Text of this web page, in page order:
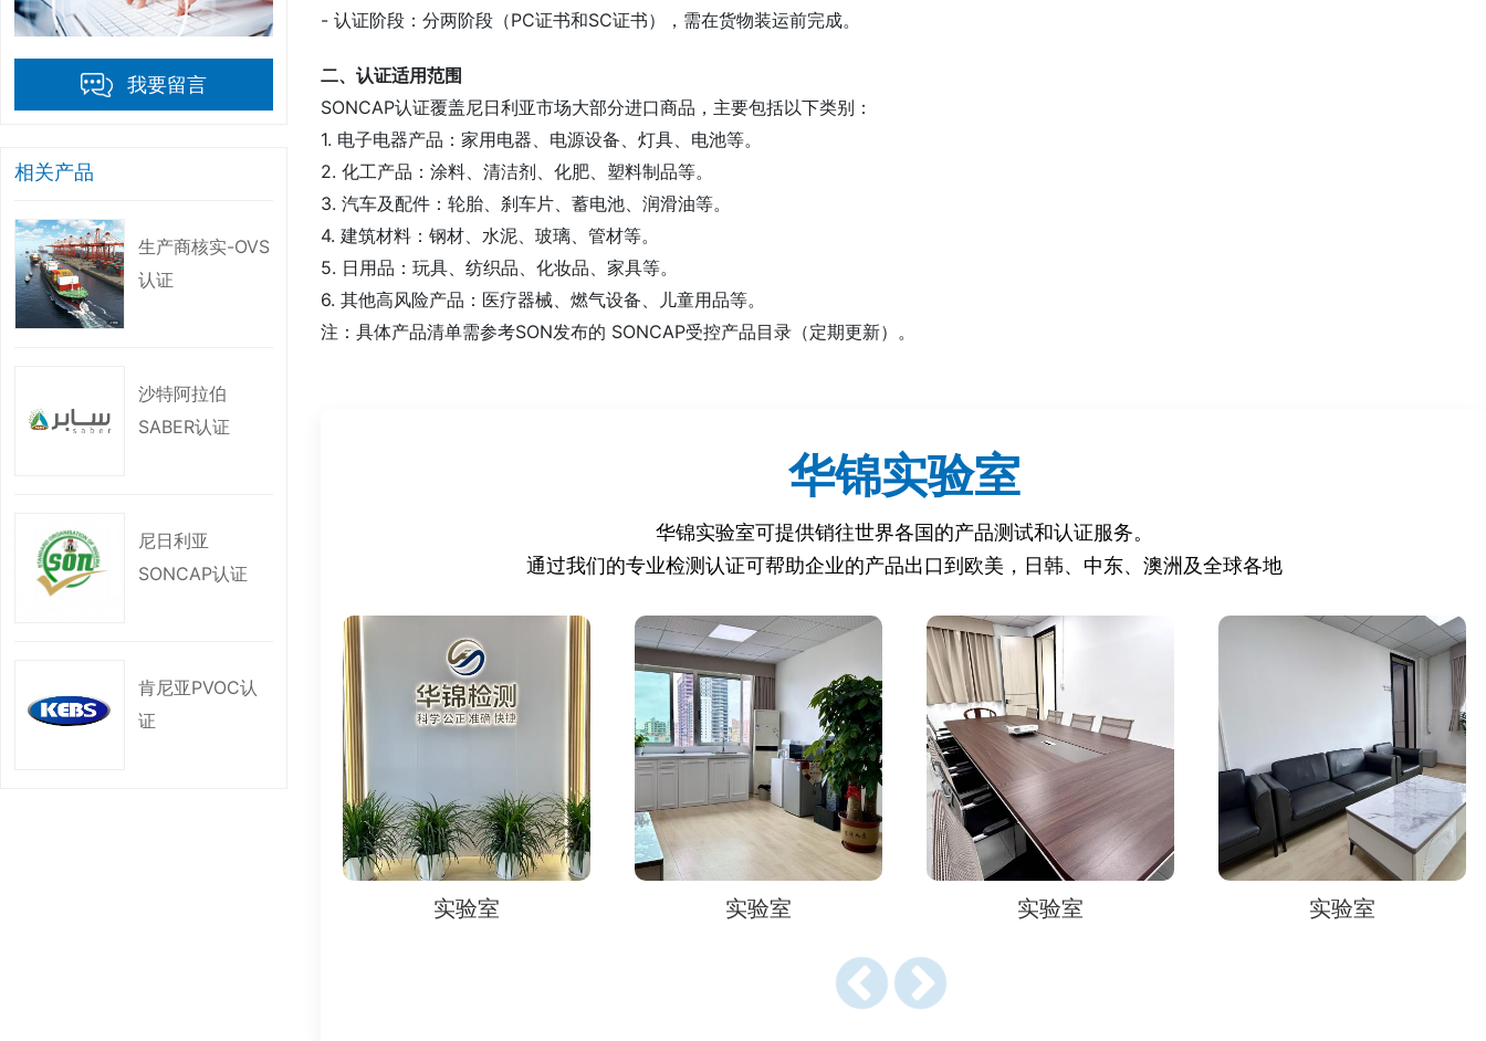
我要留言
相关产品
生产商核实-OVS
认证
沙特阿拉伯
SABER认证
尼日利亚
SONCAP认证
肯尼亚PVOC认
证
- 认证阶段：分两阶段（PC证书和SC证书），需在货物装运前完成。
二、认证适用范围
SONCAP认证覆盖尼日利亚市场大部分进口商品，主要包括以下类别：
1. 电子电器产品：家用电器、电源设备、灯具、电池等。
2. 化工产品：涂料、清洁剂、化肥、塑料制品等。
3. 汽车及配件：轮胎、刹车片、蓄电池、润滑油等。
4. 建筑材料：钢材、水泥、玻璃、管材等。
5. 日用品：玩具、纺织品、化妆品、家具等。
6. 其他高风险产品：医疗器械、燃气设备、儿童用品等。
注：具体产品清单需参考SON发布的 SONCAP受控产品目录（定期更新）。
- 未获SONCAP认证的产品无法在尼日利亚海关清关，可能导致货物被扣留、销毁或退回。
- SONCAP是产品进入尼日利亚的必要“通行证”，直接影响贸易可行性。
- 认证标志证明产品符合尼日利亚标准，增强消费者和采购商信任。
4. 规避贸易风险：
- 减少因质量问题导致的退货、索赔或法律纠纷。
四、认证所需资料
SONCAP认证分两阶段完成，需提交以下文件：
阶段1：产品证书（Product Certificate, PC）
- 申请表：由尼日利亚进口商在SONCAP门户注册并填写。
- 产品信息：品名、型号、技术参数、用途说明。
华锦实验室
华锦实验室可提供销往世界各国的产品测试和认证服务。
通过我们的专业检测认证可帮助企业的产品出口到欧美，日韩、中东、澳洲及全球各地
实验室 实验室 实验室 实验室